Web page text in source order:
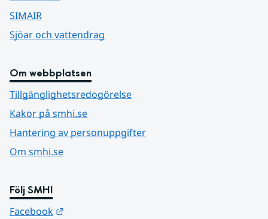
SIMAIR
Sjöar och vattendrag
Om webbplatsen
Tillgänglighetsredogörelse
Kakor på smhi.se
Hantering av personuppgifter
Om smhi.se
Följ SMHI
Facebook